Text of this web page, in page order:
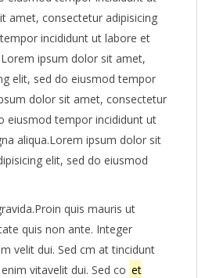
amet, consectetur adipisicing
incididunt ut labore et
ipsum dolor sit amet,
elit, sed do eiusmod tempor
dolor sit amet, consectetur
eiusmod tempor incididunt ut
aliqua.Lorem ipsum dolor sit
elit, sed do eiusmod
quis mauris ut
quis non ante. Integer
velit dui. Sed cm at tincidunt
vitavelit dui. Sed co et